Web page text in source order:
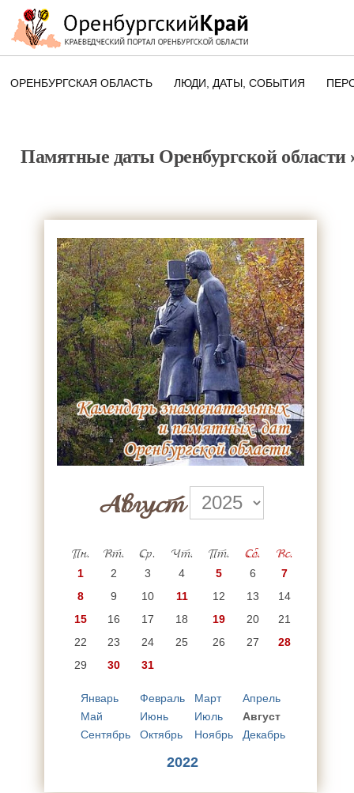
ОРЕНБУРГСКАЯ ОБЛАСТЬ ЛЮДИ, ДАТЫ, CОБЫТИЯ
ПАМЯТНЫЕ ДАТЫ
Памятные даты Оренбургской области
Август
Пн. Вт. Ср. Чт. Пт. Сб. Вс.
1 2 3 4 5 6
7
8
9 10 11 12 13
14
15
16 17 18 19 20
21
22
23 24 25 26 27
28
29
30 31
Январь Февраль Март
Апрель
Май
Июнь Июль
Август
Сентябрь
Октябрь Ноябрь Декабрь
2022